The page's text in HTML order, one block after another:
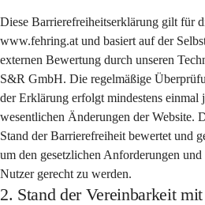
Diese Barrierefreiheitserklärung gilt für
www.fehring.at und basiert auf der
externen Bewertung durch unseren
S&R GmbH. Die regelmäßige
der Erklärung erfolgt mindestens einmal
wesentlichen Änderungen der Website.
Stand der Barrierefreiheit bewertet und
um den gesetzlichen Anforderungen
Nutzer gerecht zu werden.
2. Stand der Vereinbarkeit